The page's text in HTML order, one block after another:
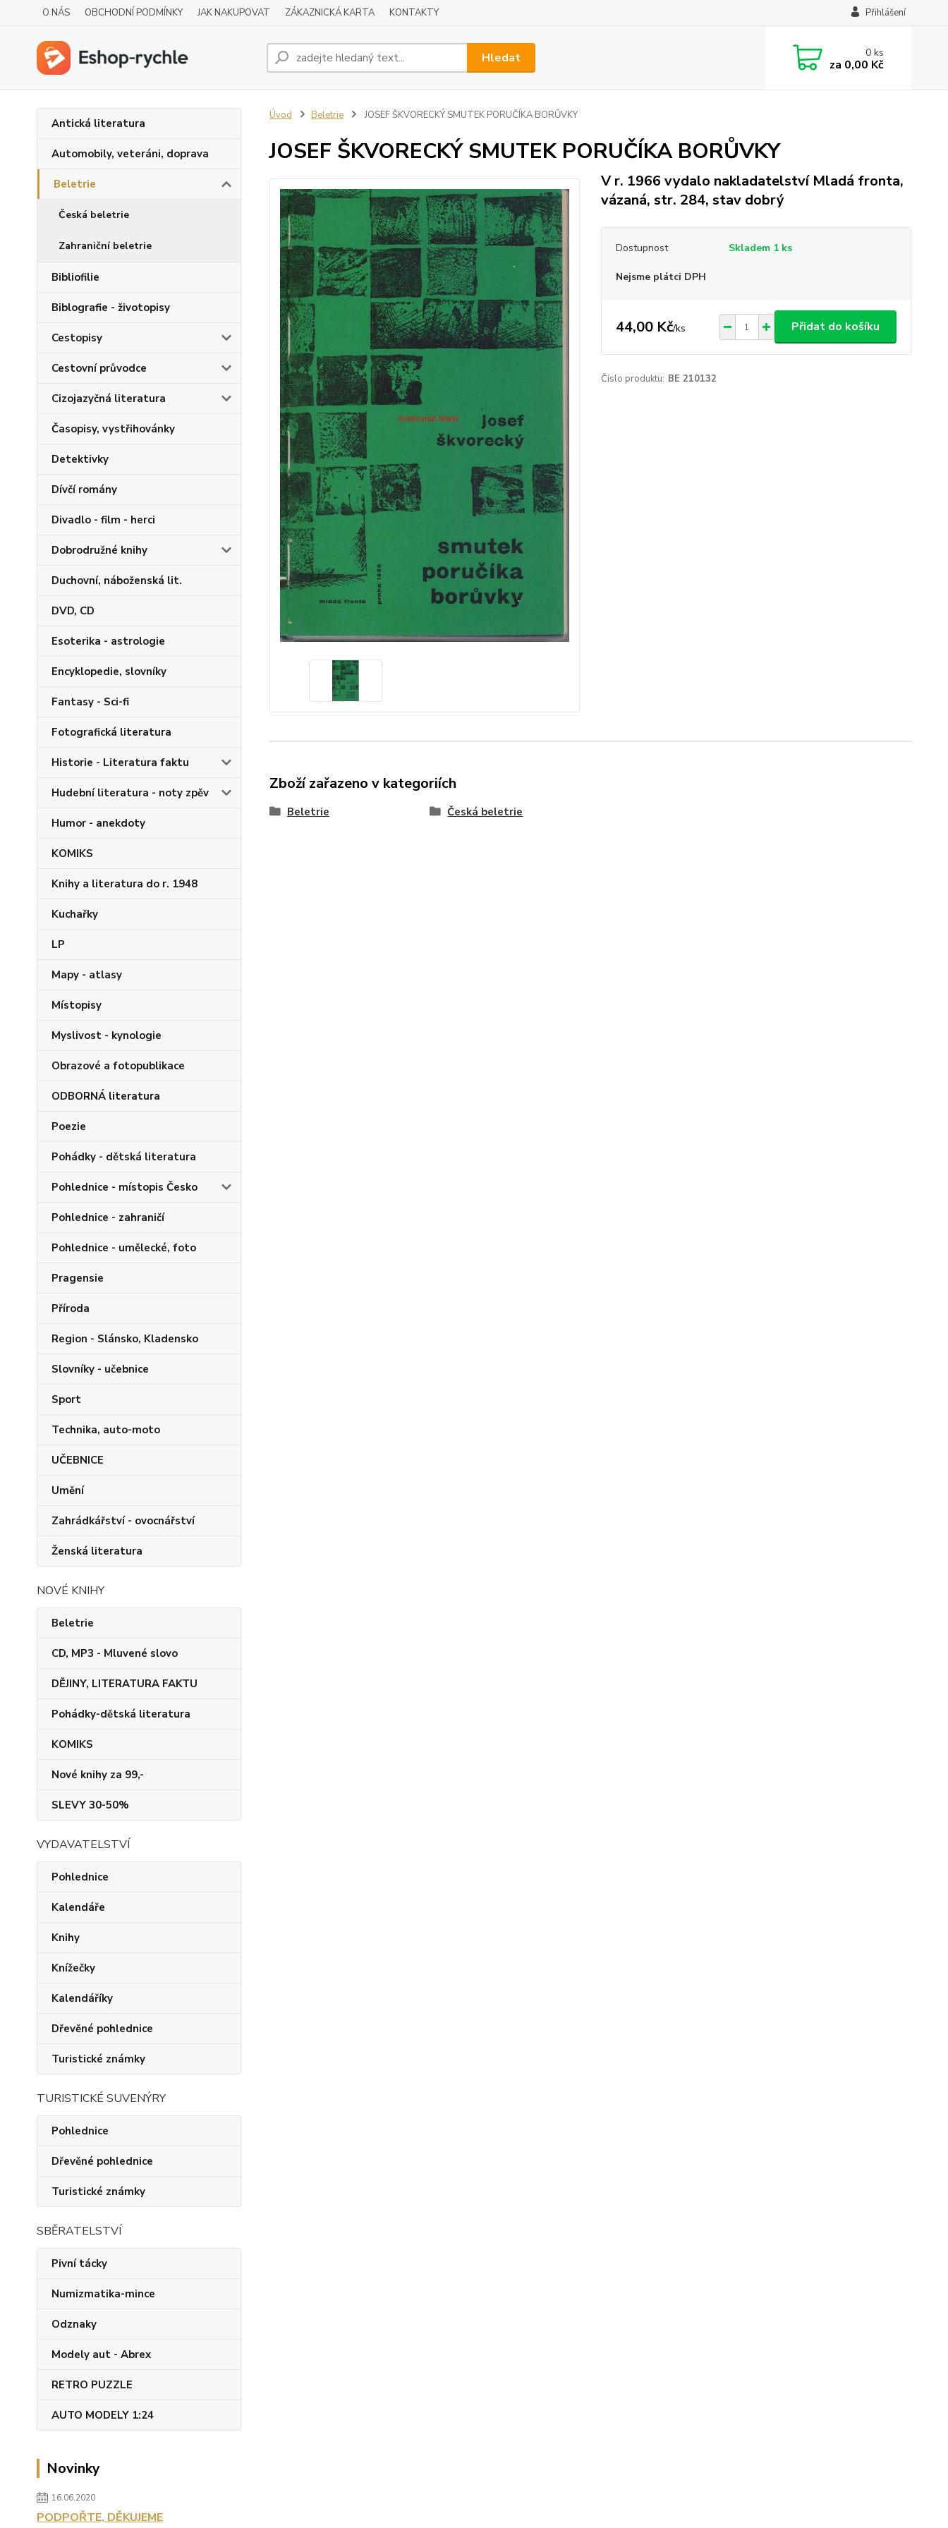
O NÁS OBCHODNÍ PODMÍNKY JAK NAKUPOVAT ZÁKAZNICKÁ KARTA KONTAKTY Přihlášení
Hledat 0ks
za 0,00 Kč
Antická literatura
Automobily, veteráni, doprava
Beletrie
Česká beletrie
Zahraniční beletrie
Bibliofilie
Biblografie - životopisy
Cestopisy
Cestovní průvodce
Cizojazyčná literatura
Časopisy, vystřihovánky
Detektivky
Dívčí romány
Divadlo - film - herci
Dobrodružné knihy
Duchovní, náboženská lit.
DVD, CD
Esoterika - astrologie
Encyklopedie, slovníky
Fantasy - Sci-fi
Fotografická literatura
Historie - Literatura faktu
Hudební literatura - noty zpěv
Humor - anekdoty
KOMIKS
Knihy a literatura do r. 1948
Kuchařky
LP
Mapy - atlasy
Místopisy
Myslivost - kynologie
Obrazové a fotopublikace
ODBORNÁ literatura
Poezie
Pohádky - dětská literatura
Pohlednice - místopis Česko
Pohlednice - zahraničí
Pohlednice - umělecké, foto
Pragensie
Příroda
Region - Slánsko, Kladensko
Slovníky - učebnice
Sport
Technika, auto-moto
UČEBNICE
Umění
Zahrádkářství - ovocnářství
Ženská literatura
NOVÉ KNIHY
Beletrie
CD, MP3 - Mluvené slovo
DĚJINY, LITERATURA FAKTU
Pohádky-dětská literatura
KOMIKS
Nové knihy za 99,-
SLEVY 30-50%
VYDAVATELSTVÍ
Pohlednice
Kalendáře
Knihy
Knížečky
Kalendáříky
Dřevěné pohlednice
Turistické známky
TURISTICKÉ SUVENÝRY
Pohlednice
Dřevěné pohlednice
Turistické známky
SBĚRATELSTVÍ
Pivní tácky
Numizmatika-mince
Odznaky
Modely aut - Abrex
RETRO PUZZLE
AUTO MODELY 1:24
Novinky
16.06.2020
PODPOŘTE, DĚKUJEME
Úvod Beletrie JOSEF ŠKVORECKÝ SMUTEK PORUČÍKA BORŮVKY
JOSEF ŠKVORECKÝ SMUTEK PORUČÍKA BORŮVKY
V r. 1966 vydalo nakladatelství Mladá fronta,
vázaná, str. 284, stav dobrý
Dostupnost Skladem 1 ks
Nejsme plátci DPH
44,00 Kč/ks Přidat do košíku
Číslo produktu: BE 210132
Zboží zařazeno v kategoriích
Beletrie Česká beletrie